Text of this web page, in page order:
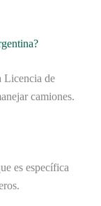
Licencia de
camiones.
es específica